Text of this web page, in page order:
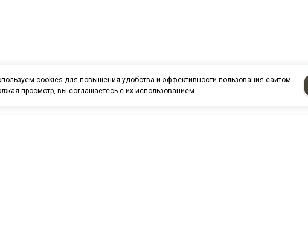
cookies для повышения удобства и эффективности пользования сайтом.
просмотр, вы соглашаетесь с их использованием.